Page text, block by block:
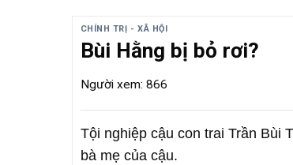
CHÍNH TRỊ - XÃ HỘI
Bùi Hằng bị bỏ rơi?
Người xem: 866
Tội nghiệp cậu con trai Trần Bùi
bà mẹ của cậu.